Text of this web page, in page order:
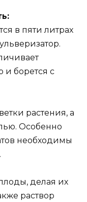
в пяти литрах
и борется с
растения, а
Особенно
необходимы
делая их
раствор